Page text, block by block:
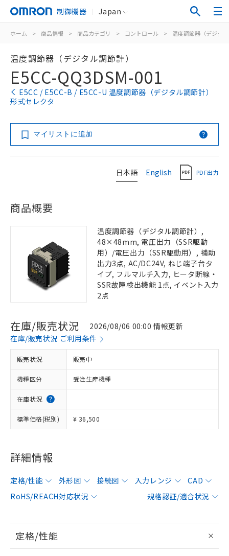
制御機器 Japan
ホーム > 商品情報 > 商品カテゴリ > コントロール > 温度調節器（デジタ
温度調節器（デジタル調節計）
E5CC-QQ3DSM-001
E5CC / E5CC-B / E5CC-U 温度調節器（デジタル調節計）
形式セレクタ
マイリストに追加
日本語 English PDF出力
商品概要
温度調節器（デジタル調節計）,
48×48mm, 電圧出力（SSR駆動
用）/電圧出力（SSR駆動用）, 補助
出力3点, AC/DC24V, ねじ端子台タ
イプ, フルマルチ入力, ヒータ断線・
SSR故障検出機能 1点, イベント入力
2点
在庫/販売状況
2026/08/06 00:00 情報更新
在庫/販売状況 ご利用条件
販売状況 販売中
機種区分 受注生産機種
在庫状況
標準価格(税別) ¥ 36,500
詳細情報
定格/性能 外形図 接続図 入力レンジ
CAD
RoHS/REACH対応状況
規格認証/適合状況
定格/性能